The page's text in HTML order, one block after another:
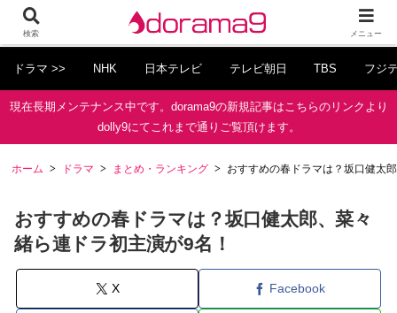
ドラマ >> NHK 日本テレビ テレビ朝日 TBS フジ
現在長期メンテナンス中です。dorama9の新規記事はこちらのリンクより
dolly9にてこれまで通りご覧頂けます。
ホーム ドラマ まとめ・ランキング おすすめの春ドラマは？坂口健太
おすすめの春ドラマは？坂口健太郎、菜々
緒ら連ドラ初主演が9名！
X Facebook
検索 メニュー